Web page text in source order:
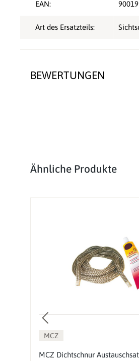
BEWERTUNGEN
EAN:
Art des Ersatzteils:
Produktgalerie überspringen
Ähnliche Produkte
MCZ
MCZ Dichtschnur